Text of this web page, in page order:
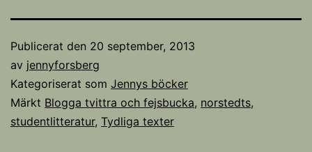
Publicerat den 20 september, 2013
av jennyforsberg
Kategoriserat som Jennys böcker
Märkt Blogga tvittra och fejsbucka, norstedts,
studentlitteratur, Tydliga texter